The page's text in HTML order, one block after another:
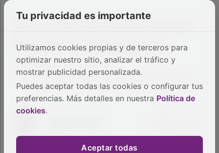
Tu privacidad es importante
Utilizamos cookies propias y de terceros para
optimizar nuestro sitio, analizar el tráfico y
mostrar publicidad personalizada.
Puedes aceptar todas las cookies o configurar tus
preferencias. Más detalles en nuestra Política de
cookies.
Aceptar todas